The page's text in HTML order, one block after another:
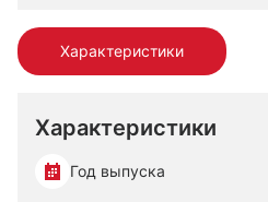
Характеристики
Характеристики
Год выпуска